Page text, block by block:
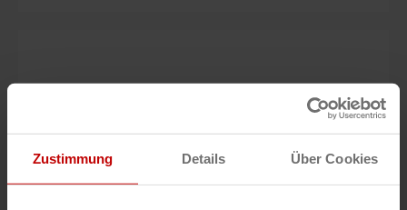
Zustimmung Details Über Cookies
DE
Laufenberg